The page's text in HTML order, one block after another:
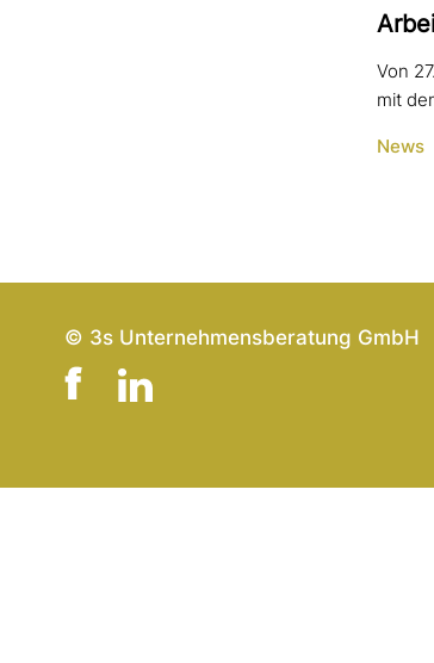
Von
mit
News
© 3s Unternehmensberatung GmbH